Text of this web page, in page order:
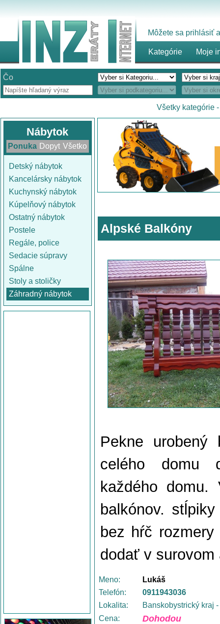
Môžete sa prihlásiť
Kategórie Moje
Čo
Všetky kategórie
Nábytok
Ponuka Dopyt Všetko
Detský nábytok
Kancelársky nábytok
Kuchynský nábytok
Kúpelňový nábytok
Ostatný nábytok
Postele
Regále, police
Sedacie súpravy
Spálne
Stoly a stoličky
Záhradný nábytok
Alpské Balkóny
Pekne urobený
celého domu
každého
balkónov.
bez hŕč
dodať v surovom
Meno:
Lukáš
Telefón:
0911943036
Lokalita:
Banskobystrický kraj
Cena:
Dohodou